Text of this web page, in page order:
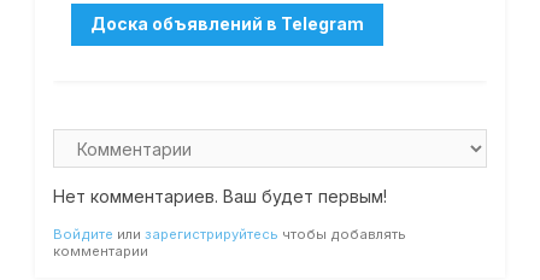
Нет комментариев. Ваш будет первым!
Войдите или зарегистрируйтесь чтобы добавлять
комментарии